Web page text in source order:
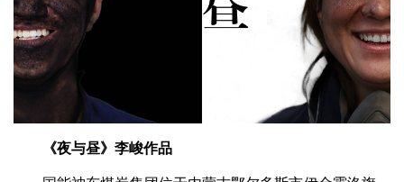
《夜与昼》李峻作品